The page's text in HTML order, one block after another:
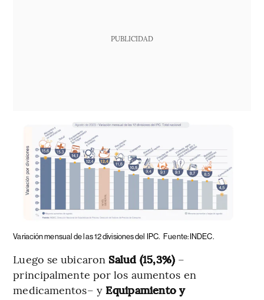
PUBLICIDAD
Variación mensual de las 12 divisiones del IPC. Fuente: INDEC.
Luego se ubicaron Salud (15,3%) –
principalmente por los aumentos en
medicamentos– y Equipamiento y